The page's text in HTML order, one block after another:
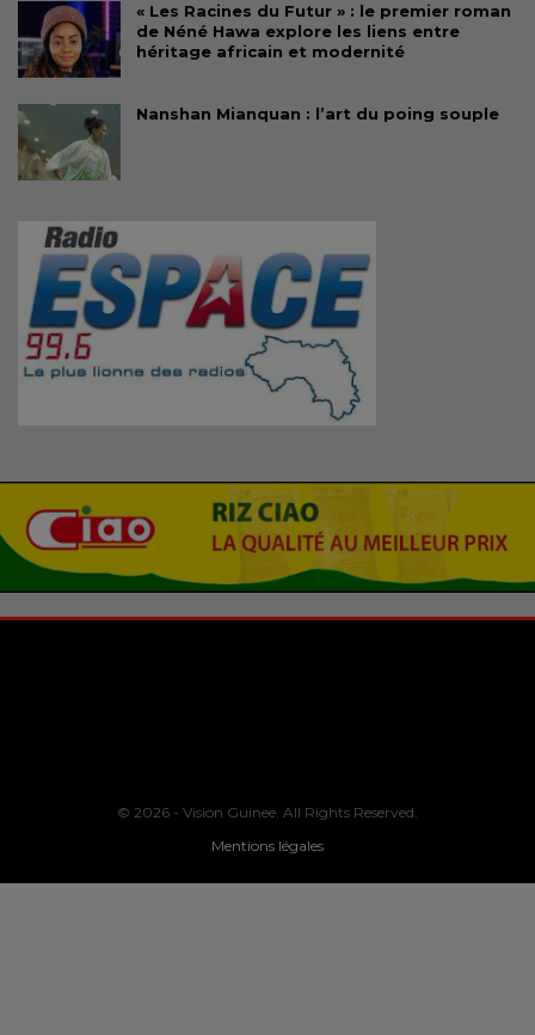
« Les Racines du Futur » : le premier roman
de Néné Hawa explore les liens entre
héritage africain et modernité
Nanshan Mianquan : l’art du poing souple
© 2026 - Vision Guinee. All Rights Reserved.
Mentions légales